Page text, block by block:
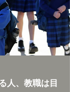
人、教職は目